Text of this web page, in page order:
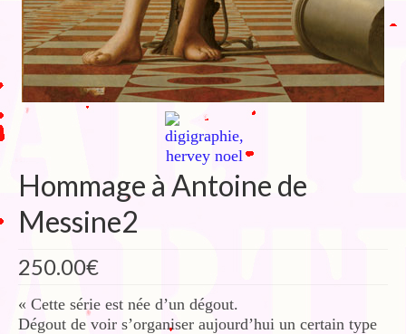
Hommage à Antoine de
Messine2
250.00€
« Cette série est née d’un dégout.
Dégout de voir s’organiser aujourd’hui un certain type